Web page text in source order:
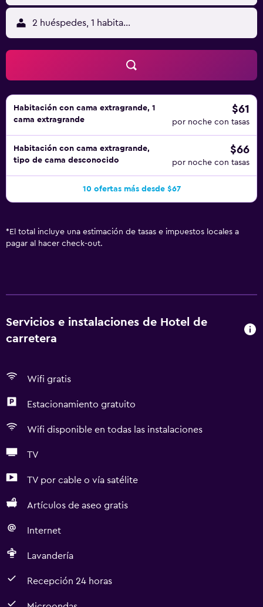
posible solicitar tabla de planchar con plancha, secador
de pelo y cambio de toallas. Se ofrece servicio de
limpieza todos los días.
2 huéspedes, 1 habitación
Habitación con cama extragrande, 1
cama extragrande
$61
por noche con tasas
Habitación con cama extragrande,
tipo de cama desconocido
$66
por noche con tasas
10 ofertas más desde $67
* El total incluye una estimación de tasas e impuestos locales a
pagar al hacer check-out.
Servicios e instalaciones de Hotel de
carretera
Wifi gratis
Estacionamiento gratuito
Wifi disponible en todas las instalaciones
TV
TV por cable o vía satélite
Artículos de aseo gratis
Internet
Lavandería
Recepción 24 horas